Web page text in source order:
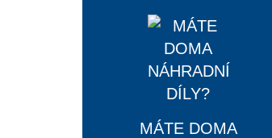
MÁTE DOMA